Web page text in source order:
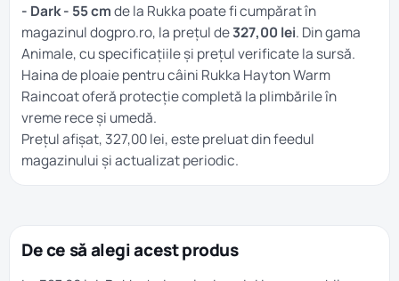
- Dark - 55 cmde la Rukka poate fi cumpărat în
magazinul dogpro.ro, la prețul de327,00 lei. Din gama
Animale, cu specificațiile și prețul verificate la sursă.
Haina de ploaie pentru câini Rukka Hayton Warm
Raincoat oferă protecție completă la plimbările în
vreme rece și umedă.
Prețul afișat, 327,00 lei, este preluat din feedul
magazinului și actualizat periodic.
De ce să alegi acest produs